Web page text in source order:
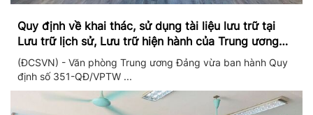
Quy định về khai thác, sử dụng tài liệu lưu trữ tại
Lưu trữ lịch sử, Lưu trữ hiện hành của Trung ương
Đảng và Văn phòng Trung ương Đảng
(ĐCSVN) - Văn phòng Trung ương Đảng vừa ban hành Quy
định số 351-QĐ/VPTW ...